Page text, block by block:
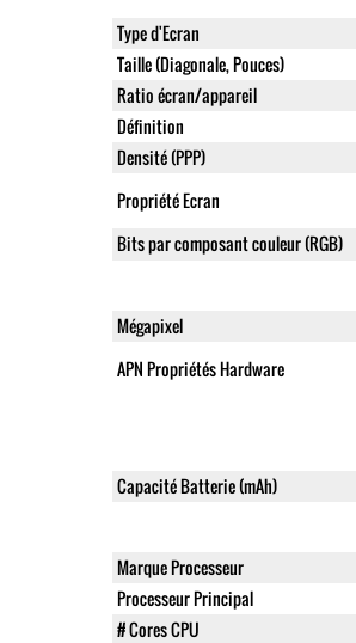
Type d'Ecran
Taille (Diagonale, Pouces)
Ratio écran/appareil
Définition
Densité (PPP)
Propriété Ecran
Bits par composant couleur (RGB)
Mégapixel
APN Propriétés Hardware
Capacité Batterie (mAh)
Marque Processeur
Processeur Principal
# Cores CPU